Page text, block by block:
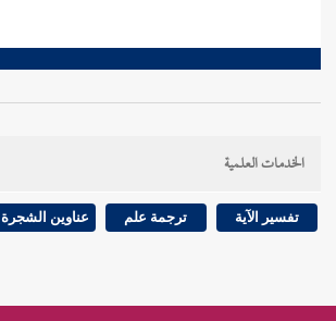
الخدمات العلمية
تفسير الآية ترجمة علم عناوين الشجرة